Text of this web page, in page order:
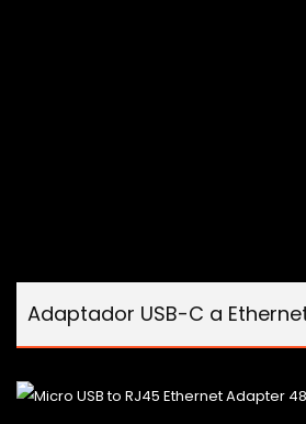
Adaptador USB-C a